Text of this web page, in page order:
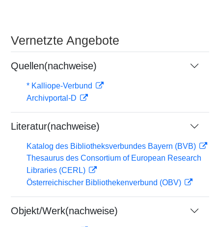
Vernetzte Angebote
Quellen(nachweise)
* Kalliope-Verbund
Archivportal-D
Literatur(nachweise)
Katalog des Bibliotheksverbundes Bayern (BVB)
Thesaurus des Consortium of European Research
Libraries (CERL)
Österreichischer Bibliothekenverbund (OBV)
Objekt/Werk(nachweise)